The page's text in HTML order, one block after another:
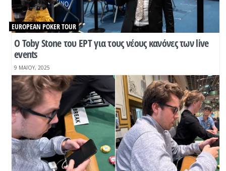
Ο Toby Stone του EPT για τους νέους κανόνες των live
events
EUROPEAN POKER TOUR
9 ΜΑΪ́ΟΥ, 2025